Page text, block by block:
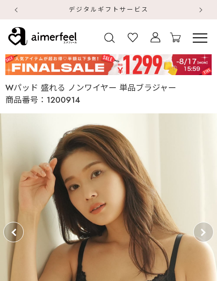
デジタルギフトサービス
Wパッド 盛れる ノンワイヤー 単品ブラジャー
商品番号： 1200914